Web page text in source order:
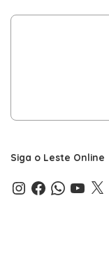
Siga o Leste Online
Instagram
Facebook
WhatsApp
YouTube
X